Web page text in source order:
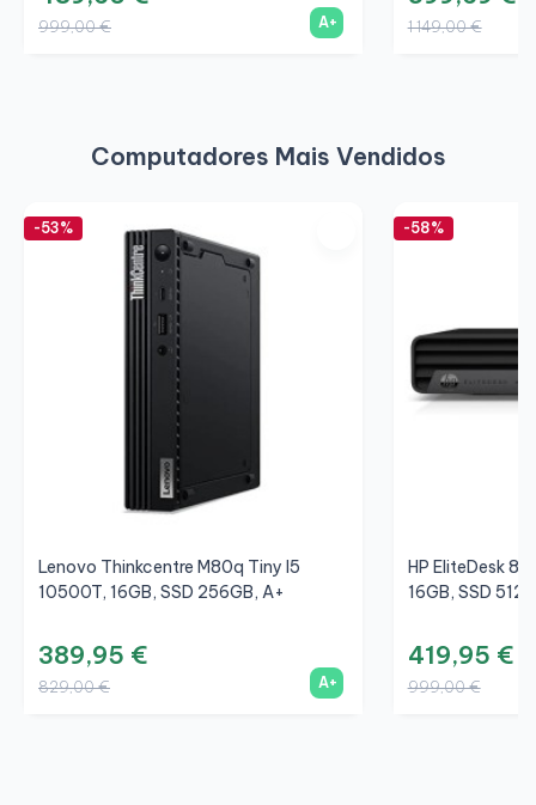
999,00 € A+ 1 149,00 €
Computadores Mais Vendidos
-53%
Lenovo Thinkcentre M80q Tiny I5
10500T, 16GB, SSD 256GB, A+
389,95 €
829,00 € A+
-58%
HP EliteDesk
16GB, SSD
419,95 €
999,00 €